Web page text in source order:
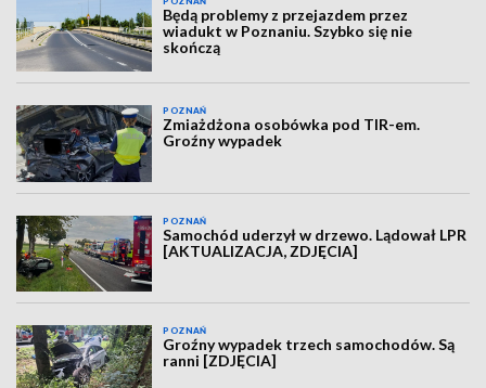
Będą problemy z przejazdem przez
wiadukt w Poznaniu. Szybko się nie
skończą
POZNAŃ
Zmiażdżona osobówka pod TIR-em.
Groźny wypadek
POZNAŃ
Samochód uderzył w drzewo. Lądował LPR
[AKTUALIZACJA, ZDJĘCIA]
POZNAŃ
Groźny wypadek trzech samochodów. Są
ranni [ZDJĘCIA]